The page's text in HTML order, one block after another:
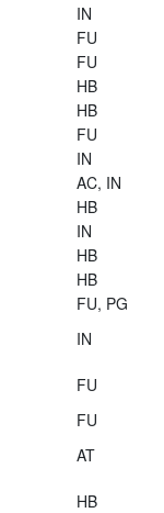
IN
FU
FU
HB
HB
FU
IN
AC, IN
HB
IN
HB
HB
FU, PG
IN
FU
FU
AT
HB